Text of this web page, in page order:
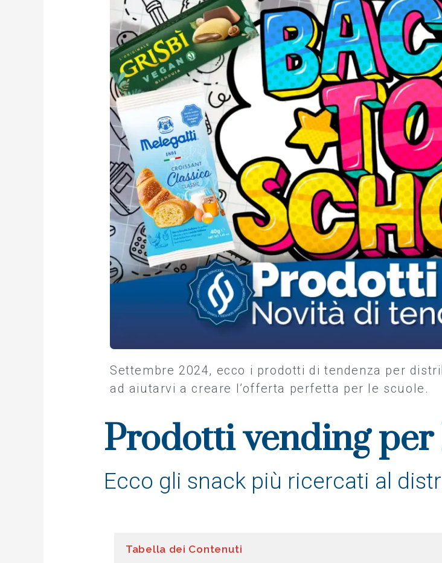
Settembre 2024, ecco i prodotti di tendenza per
ad aiutarvi a creare l’offerta perfetta per le scuole.
Prodotti vending per
Ecco gli snack più ricercati al
Tabella dei Contenuti